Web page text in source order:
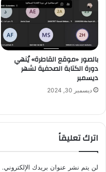
بالصور «موقع القاطرة» يُنهي
دورة الكتابة الصحفية لشهر
ديسمبر
ديسمبر 30, 2024
اترك تعليقاً
لن يتم نشر عنوان بريدك الإلكتروني.